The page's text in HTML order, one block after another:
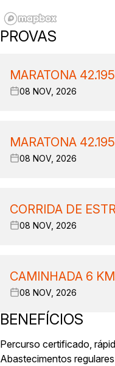
PROVAS
MARATONA
08 NOV, 2026
MARATONA
08 NOV, 2026
CORRIDA DE
08 NOV, 2026
CAMINHADA 6 KM
08 NOV, 2026
BENEFÍCIOS
Percurso certificado,
Abastecimentos